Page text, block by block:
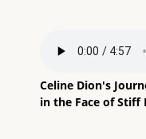
Celine Dion's
in the Face of Stiff